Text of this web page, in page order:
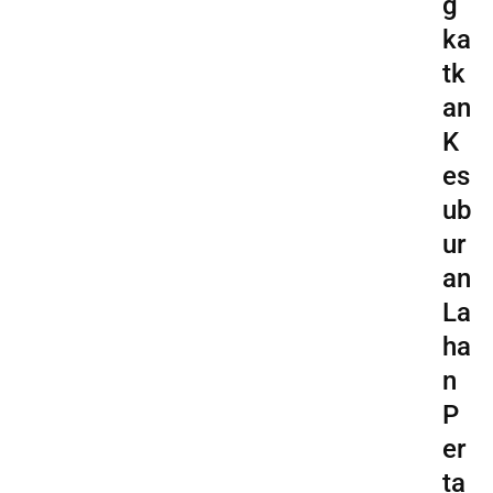
ka
tk
an
K
es
ub
ur
an
La
ha
n
P
er
ta